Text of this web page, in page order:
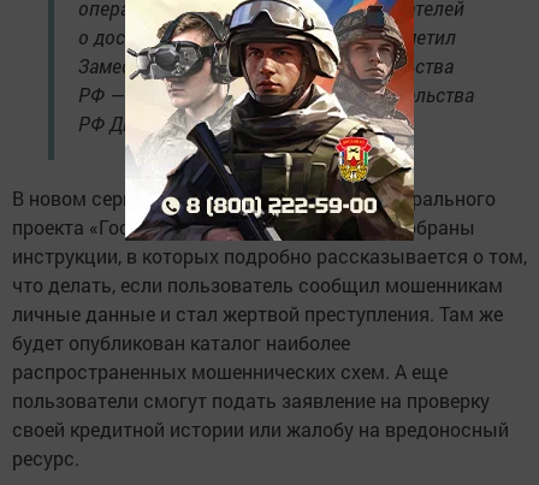
оперативно информировать пользователей
о доступных способах защиты», — отметил
Заместитель Председателя Правительства
РФ — руководитель Аппарата Правительства
РФ Дмитрий Григоренко.
В новом сервисе, созданном в рамках федерального
проекта «Государство для людей», также собраны
инструкции, в которых подробно рассказывается о том,
что делать, если пользователь сообщил мошенникам
личные данные и стал жертвой преступления. Там же
будет опубликован каталог наиболее
распространенных мошеннических схем. А еще
пользователи смогут подать заявление на проверку
своей кредитной истории или жалобу на вредоносный
ресурс.